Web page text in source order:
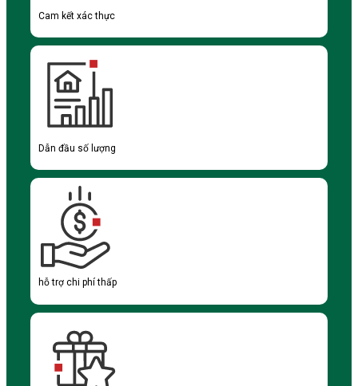
Cam kết xác thực
Dẫn đầu số lượng
hỗ trợ chi phí thấp